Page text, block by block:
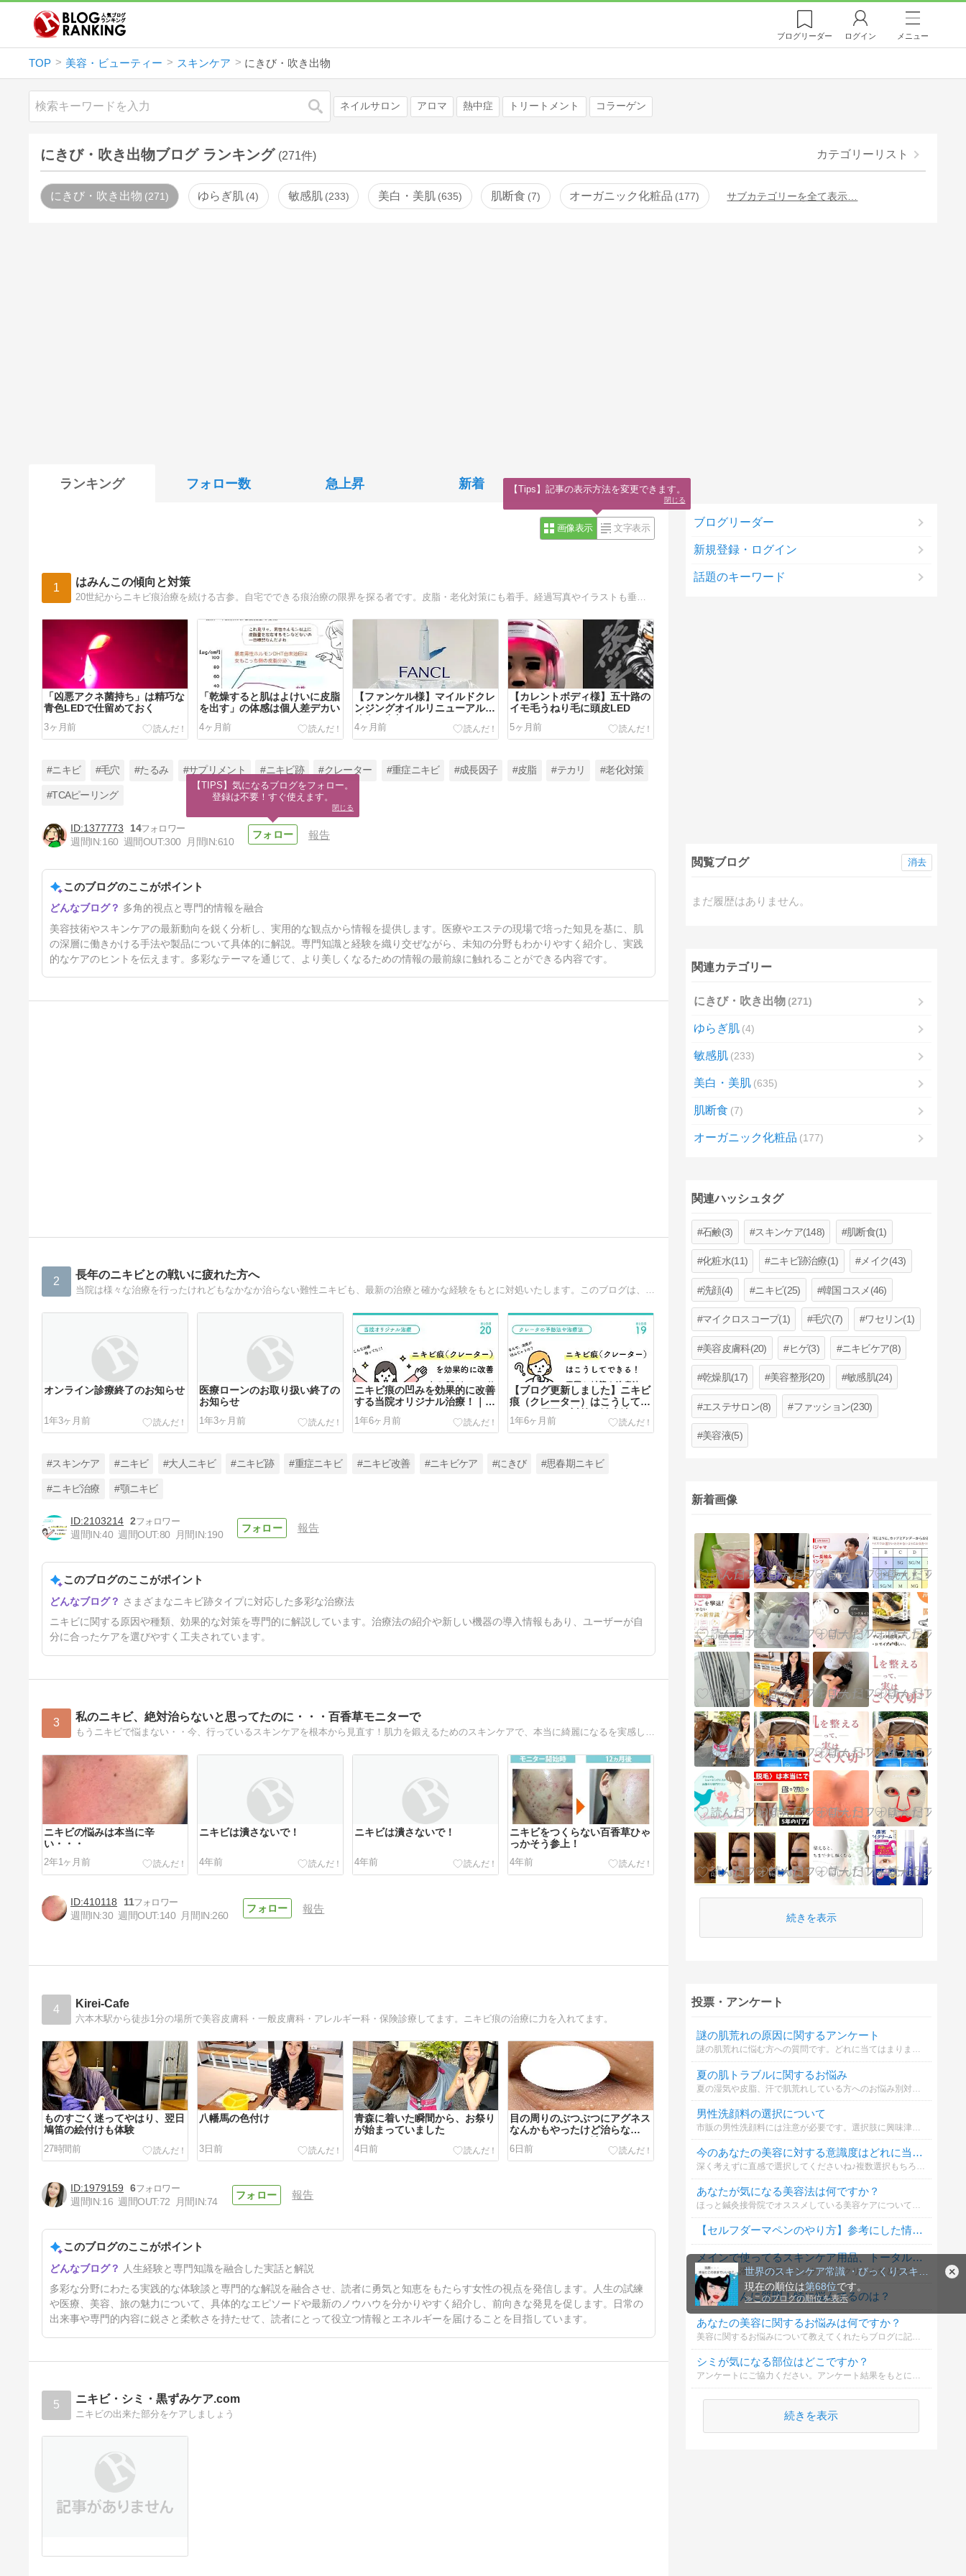
世界のスキンケア常識 ・びっくりスキンケアで美女になろう。
現在の順位は第68位です。
≫このブログの順位を表示
ブログリーダー ログイン メニュー
TOP 美容・ビューティー スキンケア にきび・吹き出物
検索 ネイルサロン アロマ 熱中症 トリートメント コラーゲン
にきび・吹き出物ブログ ランキング (271件) カテゴリーリスト
にきび・吹き出物 271 ゆらぎ肌 4 敏感肌 233 美白・美肌 635 肌断食 7 オーガニック化粧品 177 サブカテゴリーを全て表示…
ランキング フォロー数 急上昇 新着
画像表示 文字表示
1 はみんこの傾向と対策
「凶悪アクネ菌持ち」は精巧な
青色LEDで仕留めておく
3ヶ月前
「乾燥すると肌はよけいに皮脂
を出す」の体感は個人差デカい
4ヶ月前
【ファンケル様】マイルドクレ
ンジングオイルリニューアル勉
強会に参加しました
4ヶ月前
【カレントボディ様】五十路の
イモ毛うねり毛に頭皮LED
5ヶ月前
【重症ニキビの黒幕】皮脂より
炎症
#ニキビ #毛穴 #たるみ #サプリメント #ニキビ跡 #クレーター #重症ニキビ #成長因子 #皮脂 #テカリ #老化対策
#TCAピーリング
1377773
14
週間IN:160 週間OUT:300 月間IN:610
報告
このブログのここがポイント
多角的視点と専門的情報を融合
美容技術やスキンケアの最新動向を鋭く分析し、実用的な観点から情報を提供します。医療やエステの現場で培った知見を基に、肌
の深層に働きかける手法や製品について具体的に解説。専門知識と経験を織り交ぜながら、未知の分野もわかりやすく紹介し、実践
的なケアのヒントを伝えます。多彩なテーマを通じて、より美しくなるための情報の最前線に触れることができる内容です。
2 長年のニキビとの戦いに疲れた方へ
当院は様々な治療を行ったけれどもなかなか治らない難性ニキビも、最新の治療と確かな経験をもとに対処いたします。このブログは、当院で治療を受けられた方の症例を紹介するものです。人生が変わった治療を体験した方々がここにいます。
オンライン診療終了のお知らせ
1年3ヶ月前
医療ローンのお取り扱い終了の
お知らせ
1年3ヶ月前
ニキビ痕の凹みを効果的に改善
する当院オリジナル治療！｜
SR therapy
1年6ヶ月前
【ブログ更新しました】ニキビ
痕（クレーター）はこうしてで
きる！原因と対策や治療法
1年6ヶ月前
ニキビ痕（クレーター）はこう
してできる！原因と対策や治療
#スキンケア #ニキビ #大人ニキビ #ニキビ跡 #重症ニキビ #ニキビ改善 #ニキビケア #にきび #思春期ニキビ
#ニキビ治療 #顎ニキビ
2103214 2
週間IN:40 週間OUT:80 月間IN:190
報告
このブログのここがポイント
さまざまなニキビ跡タイプに対応した多彩な治療法
ニキビに関する原因や種類、効果的な対策を専門的に解説しています。治療法の紹介や新しい機器の導入情報もあり、ユーザーが自
分に合ったケアを選びやすく工夫されています。
3 私のニキビ、絶対治らないと思ってたのに・・・百香草モニターで
ニキビの悩みは本当に辛
い・・・
2年1ヶ月前
ニキビは潰さないで！
4年前
ニキビは潰さないで！
4年前
ニキビをつくらない百香草ひゃ
っかそう参上！
4年前
410118
11
週間IN:30 週間OUT:140 月間IN:260
報告
4 Kirei-Cafe
六本木駅から徒歩1分の場所で美容皮膚科・一般皮膚科・アレルギー科・保険診療してます。ニキビ痕の治療に力を入れてます。
ものすごく迷ってやはり、翌日
鳩笛の絵付けも体験
27時間前
八幡馬の色付け
3日前
青森に着いた瞬間から、お祭り
が始まっていました
4日前
目の周りのぶつぶつにアグネス
なんかもやったけど治らな
い・・・。それは治らないよ
ね。
6日前
青森魚菜センターで完全に食べ
過ぎました（笑）「のっけ丼」
7日前
1979159
6
週間IN:16 週間OUT:72 月間IN:74
報告
このブログのここがポイント
人生経験と専門知識を融合した実話と解説
多彩な分野にわたる実践的な体験談と専門的な解説を融合させ、読者に勇気と知恵をもたらす女性の視点を発信します。人生の試練
や医療、美容、旅の魅力について、具体的なエピソードや最新のノウハウを分かりやすく紹介し、前向きな発見を促します。日常の
出来事や専門的内容に鋭さと柔軟さを持たせて、読者にとって役立つ情報とエネルギーを届けることを目指しています。
5 ニキビ・シミ・黒ずみケア.com
ニキビの出来た部分をケアしましょう
ブログリーダー
新規登録・ログイン
話題のキーワード
閲覧ブログ
まだ履歴はありません。
消去
関連カテゴリー
にきび・吹き出物 271
ゆらぎ肌 4
敏感肌 233
美白・美肌 635
肌断食 7
オーガニック化粧品 177
関連ハッシュタグ
石鹸(3) スキンケア(148) 肌断食(1)
化粧水(11) ニキビ跡治療(1) メイク(43)
洗顔(4) ニキビ(25) 韓国コスメ(46)
マイクロスコープ(1) 毛穴(7) ワセリン(1)
美容皮膚科(20) ヒゲ(3) ニキビケア(8)
乾燥肌(17) 美容整形(20) 敏感肌(24)
エステサロン(8) ファッション(230)
美容液(5)
新着画像
続きを表示
投票・アンケート
謎の肌荒れの原因に関するアンケート
謎の肌荒れに悩む方への質問です。どれに当てはまりますか？
夏の肌トラブルに関するお悩み
男性洗顔料の選択について
市販の男性洗顔料には注意が必要です。選択肢に興味津々の方はどれで洗顔をするのがよいと思いますか？
今のあなたの美容に対する意識度はどれに当てはまりますか？☆ちなみに私は全部です！
深く考えずに直感で選択してくださいね♪複数選択もちろん可能です！あなたの美容に対する意識や意気込みをコメント欄に記入してくださいね♪誰にも負けない熱い美容愛をどしどしお待ちしてますよ！
あなたが気になる美容法は何ですか？
ほっと鍼灸接骨院でオススメしている美容ケアについての質問です。あなたが気になる美容法は何ですか？
【セルフダーマペンのやり方】参考にした情報は？
メインで使ってるスキンケア用品、トータルでいくら？
化粧水、乳液、美容液、パック、保湿クリームなどなど…全部足した総額を教えてください！
敏感肌さんに質問！特に悩んでるのは？
あなたの美容に関するお悩みは何ですか？
美容に関するお悩みについて教えてくれたらブログに記事を書くかも？
シミが気になる部位はどこですか？
アンケートにご協力ください。アンケート結果をもとに役立つ情報の配信をします。
続きを表示
【TIPS】気になるブログをフォロー。
登録は不要！すぐ使えます。
閉じる
【Tips】記事の表示方法を変更できます。
閉じる